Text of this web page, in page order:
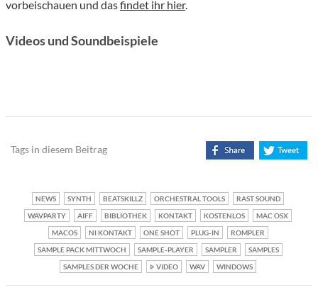
vorbeischauen und dasfindet ihr hier.
Videos und Soundbeispiele
Tags in diesem Beitrag
NEWS SYNTH BEATSKILLZ ORCHESTRAL TOOLS
RAST SOUND
WAVPARTY
AIFF BIBLIOTHEK KONTAKT KOSTENLOS
MAC OSX
MACOS
NI KONTAKT ONE SHOT PLUG-IN
ROMPLER
SAMPLE PACK MITTWOCH
SAMPLE-PLAYER SAMPLER
SAMPLES
SAMPLES DER WOCHE
VIDEO WAV WINDOWS